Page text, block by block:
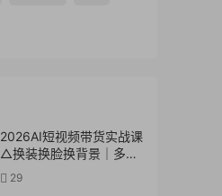
2026AI短视频带货实战课
△换装换脸换背景｜多品
类案例｜矩阵橱窗运营全
套实操教学
29